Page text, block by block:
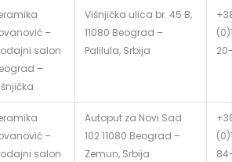
–
salon
–
Višnjička ulica br. 45 B,
11080 Beograd –
Palilula, Srbija
–
salon
Autoput za Novi Sad
102 11080 Beograd –
Zemun, Srbija